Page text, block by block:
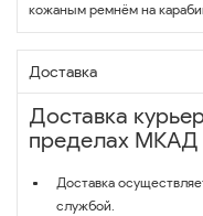
кожаным ремнём на
Доставка
Доставка
пределах МКАД
Доставка
службой.